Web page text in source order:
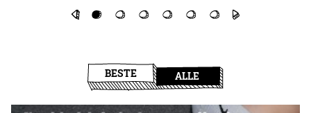
BESTE ALLE